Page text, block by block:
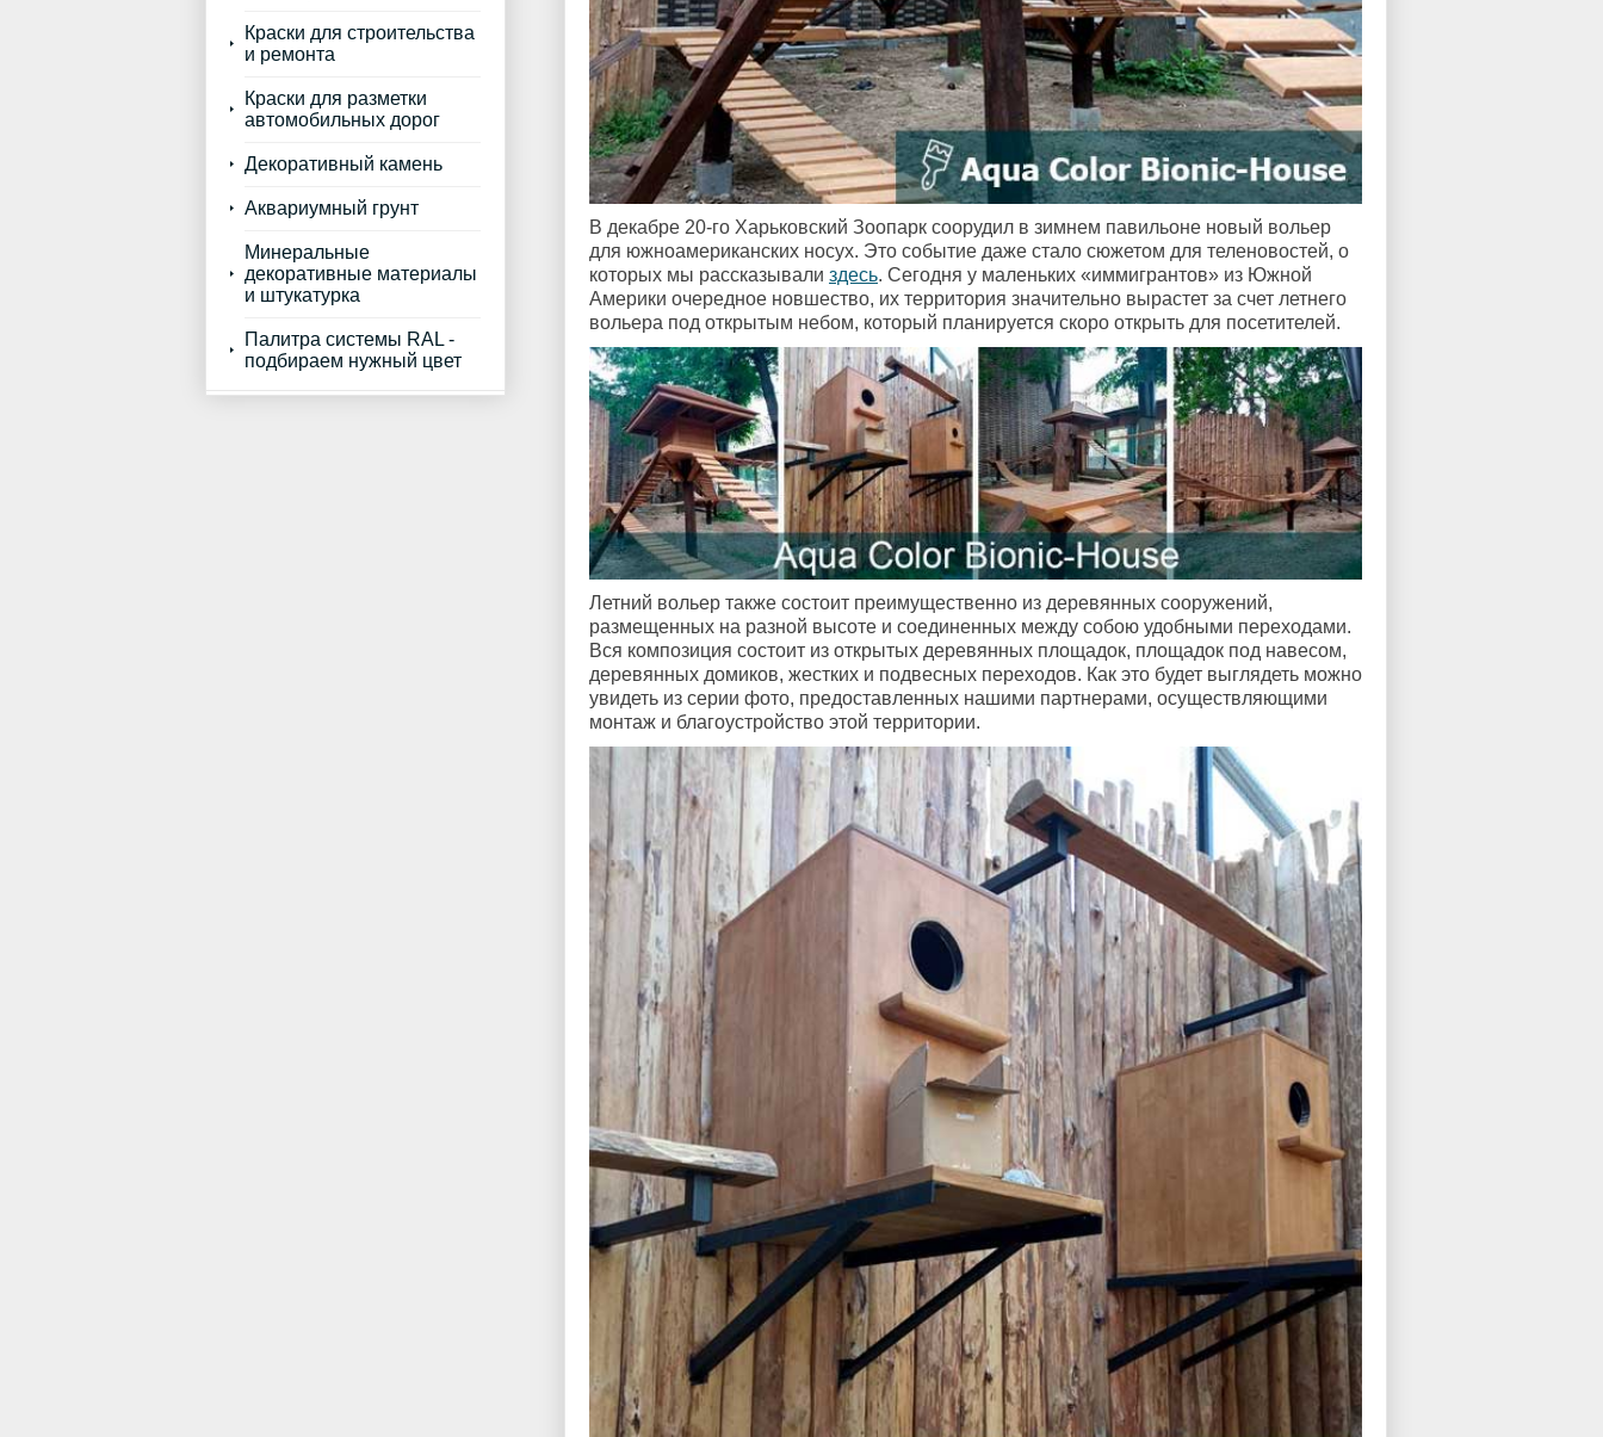
Краски для строительства
и ремонта
Краски для разметки
автомобильных дорог
Декоративный камень
Аквариумный грунт
Минеральные
декоративные материалы
и штукатурка
Палитра системы RAL -
подбираем нужный цвет
В декабре 20-го Харьковский Зоопарк соорудил в зимнем павильоне новый вольер
для южноамериканских носух. Это событие даже стало сюжетом для теленовостей, о
которых мы рассказывали здесь. Сегодня у маленьких «иммигрантов» из Южной
Америки очередное новшество, их территория значительно вырастет за счет летнего
вольера под открытым небом, который планируется скоро открыть для посетителей.
Летний вольер также состоит преимущественно из деревянных сооружений,
размещенных на разной высоте и соединенных между собою удобными переходами.
Вся композиция состоит из открытых деревянных площадок, площадок под навесом,
деревянных домиков, жестких и подвесных переходов. Как это будет выглядеть можно
увидеть из серии фото, предоставленных нашими партнерами, осуществляющими
монтаж и благоустройство этой территории.